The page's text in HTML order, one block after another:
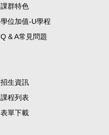
課群特色
學位加值-U學程
Q & A常見問題
招生資訊
課程列表
表單下載